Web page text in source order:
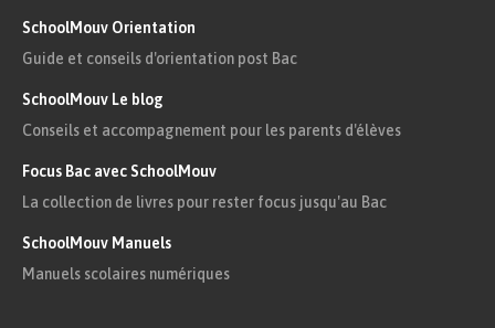
SchoolMouv Orientation
Guide et conseils d'orientation post Bac
SchoolMouv Le blog
Conseils et accompagnement pour les parents d'élèves
Focus Bac avec SchoolMouv
La collection de livres pour rester focus jusqu'au Bac
SchoolMouv Manuels
Manuels scolaires numériques